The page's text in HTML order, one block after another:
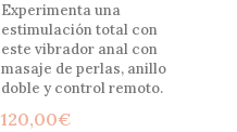
Experimenta una
estimulación total con
este vibrador anal con
masaje de perlas, anillo
doble y control remoto.
120,00€